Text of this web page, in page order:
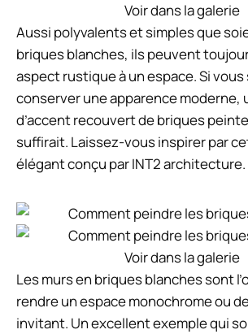
Voir dans la galerie
Aussi polyvalents et simples que
briques blanches, ils peuvent
aspect rustique à un espace. Si
conserver une apparence moderne,
d’accent recouvert de briques
suffirait. Laissez-vous inspirer par
élégant conçu par INT2 architecture.
Voir dans la galerie
Les murs en briques blanches sont
rendre un espace monochrome ou
invitant. Un excellent exemple qui